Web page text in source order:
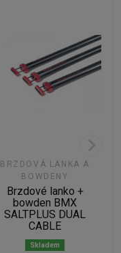
BRZDOVÁ LANKA A
BOWDENY
Brzdové lanko +
bowden BMX
SALTPLUS DUAL
CABLE
Skladem